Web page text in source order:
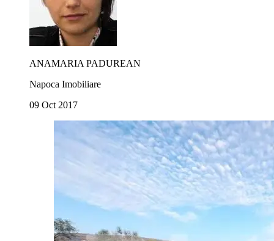
ANAMARIA PADUREAN
Napoca Imobiliare
09 Oct 2017